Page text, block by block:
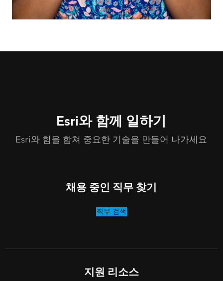
Esri와 함께 일하기
Esri와 힘을 합쳐 중요한 기술을 만들어 나가세요
채용 중인 직무 찾기
직무 검색
지원 리소스